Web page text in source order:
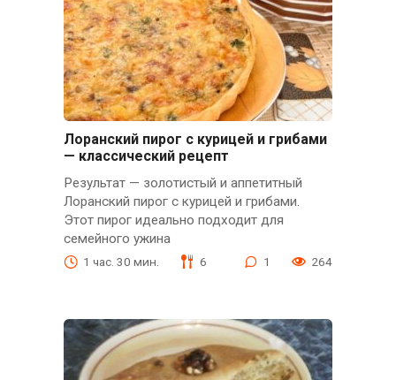
Лоранский пирог с курицей и грибами
— классический рецепт
Результат — золотистый и аппетитный
Лоранский пирог с курицей и грибами.
Этот пирог идеально подходит для
семейного ужина
1 час. 30 мин. 6 1 264